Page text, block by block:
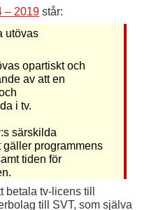
– 2019 står:
utövas
opartiskt och
av att en
i tv.
särskilda
programmens
tiden för
tv-licens till
till SVT, som själva